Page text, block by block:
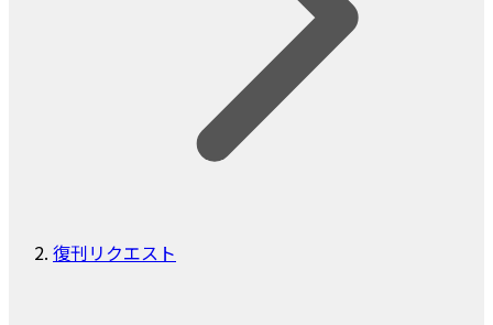
復刊リクエスト